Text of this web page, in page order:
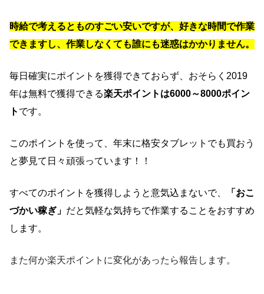
時給で考えるとものすごい安いですが、好きな時間で作業
できますし、作業しなくても誰にも迷惑はかかりません。
毎日確実にポイントを獲得できておらず、おそらく2019
年は無料で獲得できる楽天ポイントは6000～8000ポイン
ト です。
このポイントを使って、年末に格安タブレットでも買おう
と夢見て日々頑張っています！！
すべてのポイントを獲得しようと意気込まないで、
「おこ
づかい稼ぎ」 だと気軽な気持ちで作業することをおすすめ
します。
また何か楽天ポイントに変化があったら報告します。